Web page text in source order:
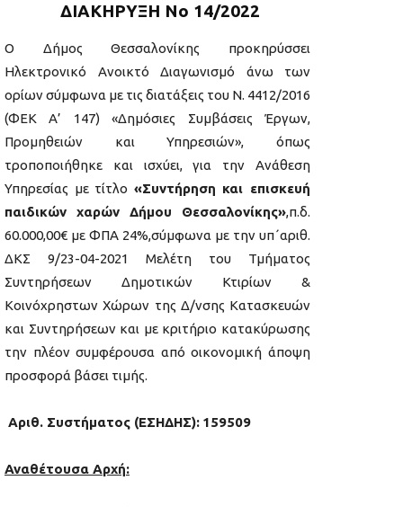
ΔΙΑΚΗΡΥΞΗ Νο 14/2022
Ο Δήμος Θεσσαλονίκης προκηρύσσει
Ηλεκτρονικό Ανοικτό Διαγωνισμό άνω των
ορίων σύμφωνα με τις διατάξεις του Ν. 4412/2016
(ΦΕΚ Α’ 147) «Δημόσιες Συμβάσεις Έργων,
Προμηθειών και Υπηρεσιών», όπως
τροποποιήθηκε και ισχύει, για την Ανάθεση
Υπηρεσίας με τίτλο «Συντήρηση και επισκευή
παιδικών χαρών Δήμου Θεσσαλονίκης»,π.δ.
60.000,00€ με ΦΠΑ 24%,σύμφωνα με την υπ΄αριθ.
ΔΚΣ 9/23-04-2021 Μελέτη του Τμήματος
Συντηρήσεων Δημοτικών Κτιρίων &
Κοινόχρηστων Χώρων της Δ/νσης Κατασκευών
και Συντηρήσεων και με κριτήριο κατακύρωσης
την πλέον συμφέρουσα από οικονομική άποψη
προσφορά βάσει τιμής.
Αριθ. Συστήματος (ΕΣΗΔΗΣ): 159509
Αναθέτουσα Αρχή: